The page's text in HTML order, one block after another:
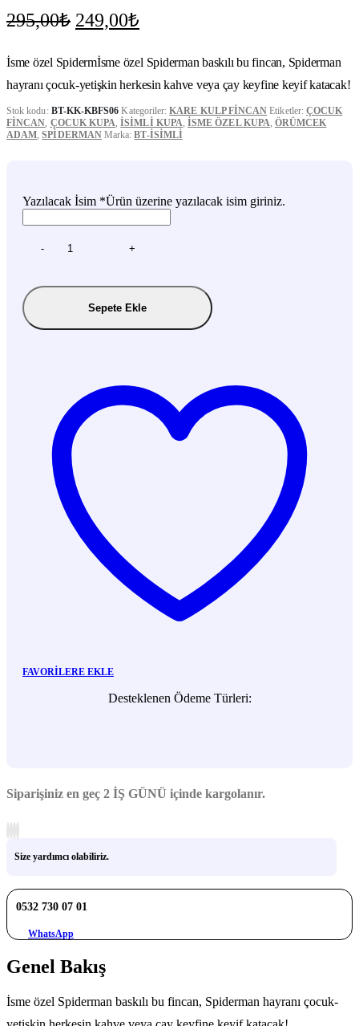
295,00₺ Orijinal
fiyat:
295,00₺.
249,00₺
andaki
fiyat:
249,00₺.
İsme özel Spidermİsme özel Spiderman baskılı bu fincan, Spiderman
hayranı çocuk-yetişkin herkesin kahve veya çay keyfine keyif katacak!
Stok kodu: BT-KK-KBFS06 Kategoriler:KARE KULP FINCAN Etiketler: ÇOCUK
FINCAN ÇOCUK KUPA ,ISIMLI KUPA ,ISME ÖZEL KUPA ÖRÜMCEK
ADAM ,SPIDERMAN Marka:BT-İSIMLI
Yazılacak İsim *Ürün üzerine yazılacak isim giriniz.
- +
Sepete Ekle
FAVORILERE EKLE
Desteklenen Ödeme Türleri:
Siparişiniz en geç 2 İŞ GÜNÜ içinde kargolanır.
Size yardımcı olabiliriz.
0532 730 07 01
WhatsApp
Genel Bakış
İsme özel Spiderman baskılı bu fincan, Spiderman hayranı çocuk-